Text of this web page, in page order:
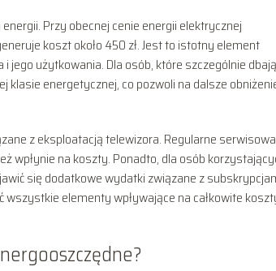
Przy obecnej cenie energii elektrycznej
koszt około 450 zł. Jest to istotny element
użytkowania. Dla osób, które szczególnie
energetycznej, co pozwoli na dalsze
z eksploatacją telewizora. Regularne
wpłynie na koszty. Ponadto, dla osób
się dodatkowe wydatki związane z
elementy wpływające na całkowite